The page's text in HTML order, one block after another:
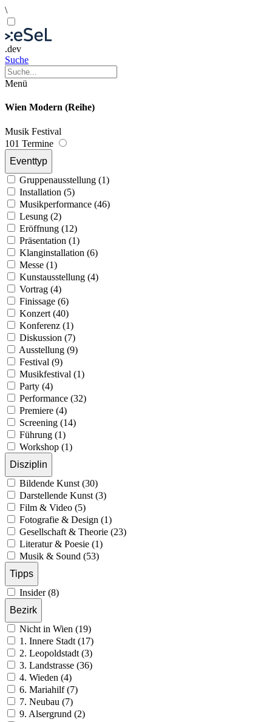
\
.dev
Suche
Menü
Wien Modern (Reihe)
Musik Festival
101 Termine
Eventtyp
Gruppenausstellung (1)
Installation (5)
Musikperformance (46)
Lesung (2)
Eröffnung (12)
Präsentation (1)
Klanginstallation (6)
Messe (1)
Kunstausstellung (4)
Vortrag (4)
Finissage (6)
Konzert (40)
Konferenz (1)
Diskussion (7)
Ausstellung (9)
Festival (9)
Musikfestival (1)
Party (4)
Performance (32)
Premiere (4)
Screening (14)
Führung (1)
Workshop (1)
Disziplin
Bildende Kunst (30)
Darstellende Kunst (3)
Film & Video (5)
Fotografie & Design (1)
Gesellschaft & Theorie (23)
Literatur & Poesie (1)
Musik & Sound (53)
Tipps
Insider (8)
Bezirk
Nicht in Wien (19)
1. Innere Stadt (17)
2. Leopoldstadt (3)
3. Landstrasse (36)
4. Wieden (4)
6. Mariahilf (7)
7. Neubau (7)
9. Alsergrund (2)